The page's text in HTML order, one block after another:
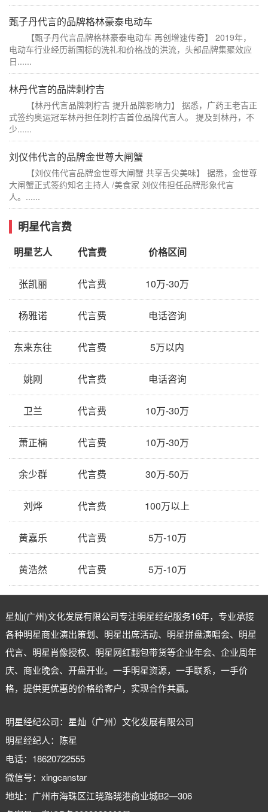
甄子丹代言的品牌格林豪泰电动车
【甄子丹代言品牌格林豪泰电动车 再创增速传奇】 2019年，
电动车行业经历新国标的洗礼和价格战的洪流，头部品牌集聚效应
日......
林丹代言的品牌刺柠吉
【林丹代言品牌刺柠吉 提升品牌影响力】 据悉，广药王老吉正
式签约奥运冠军林丹担任刺柠吉首位品牌代言人。 提及到林丹，不
少......
刘仪伟代言的品牌金世尊大闸蟹
【刘仪伟代言品牌金世尊大闸蟹 共享舌尖美味】 据悉，金世尊
大闸蟹正式签约知名主持人 /美食家 刘仪伟担任品牌形象代言
人。......
明星代言费
明星艺人 代言费 价格区间
张凯丽 代言费 10万-30万
杨雅诺 代言费 电话咨询
东来东往 代言费 5万以内
姚刚 代言费 电话咨询
卫兰 代言费 10万-30万
萧正楠 代言费 10万-30万
余少群 代言费 30万-50万
刘烨 代言费 100万以上
黄嘉乐 代言费 5万-10万
黄浩然 代言费 5万-10万
星灿(广州)文化发展有限公司专注明星经纪服务16年，专业承接
各种明星商业演出策划、明星出席活动、明星拼盘演唱会、明星
代言、明星肖像授权、明星网红翻包带货等企业年会、企业周年
庆、商业晚会、开盘开业。一手明星资源，一手联系，一手价
格，提供更优惠的价格给客户，实现合作共赢。
明星经纪公司：星灿（广州）文化发展有限公司
明星经纪人：陈星
电话：18620722555
微信号：xingcanstar
地址：广州市海珠区江晓路晓港商业城B2—306